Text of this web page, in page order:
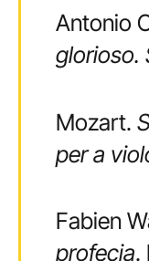
Antonio
glorioso.
Mozart.
per a
Fabien
profecia.